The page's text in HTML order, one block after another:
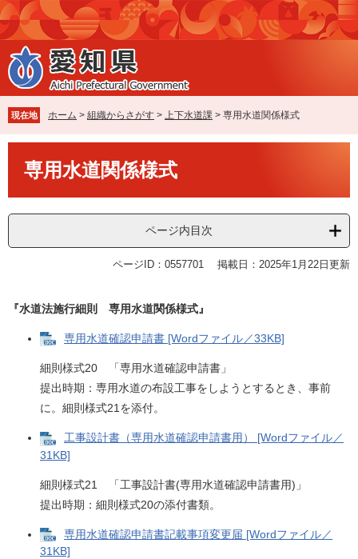
ペ
ー
ジ
の
先
で
す
。
メ
ニ
ュ
ー
を
ば
し
て
現在地 ホーム > 組織からさがす > 上下水道課 > 専用水道関係様式
専用水道関係様式
ページ内目次
ページID：0557701 掲載日：2025年1月22日更新
『水道法施行細則 専用水道関係様式』
専用水道確認申請書 [Wordファイル／33KB]
細則様式20 「専用水道確認申請書」
提出時期：専用水道の布設工事をしようとするとき、事前
に。細則様式21を添付。
工事設計書（専用水道確認申請書用） [Wordファイル／
31KB]
細則様式21 「工事設計書(専用水道確認申請書用)」
提出時期：細則様式20の添付書類。
専用水道確認申請書記載事項変更届 [Wordファイル／
31KB]